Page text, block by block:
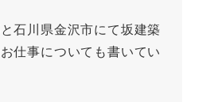
石川県金沢市にて坂建築
仕事についても書いてい